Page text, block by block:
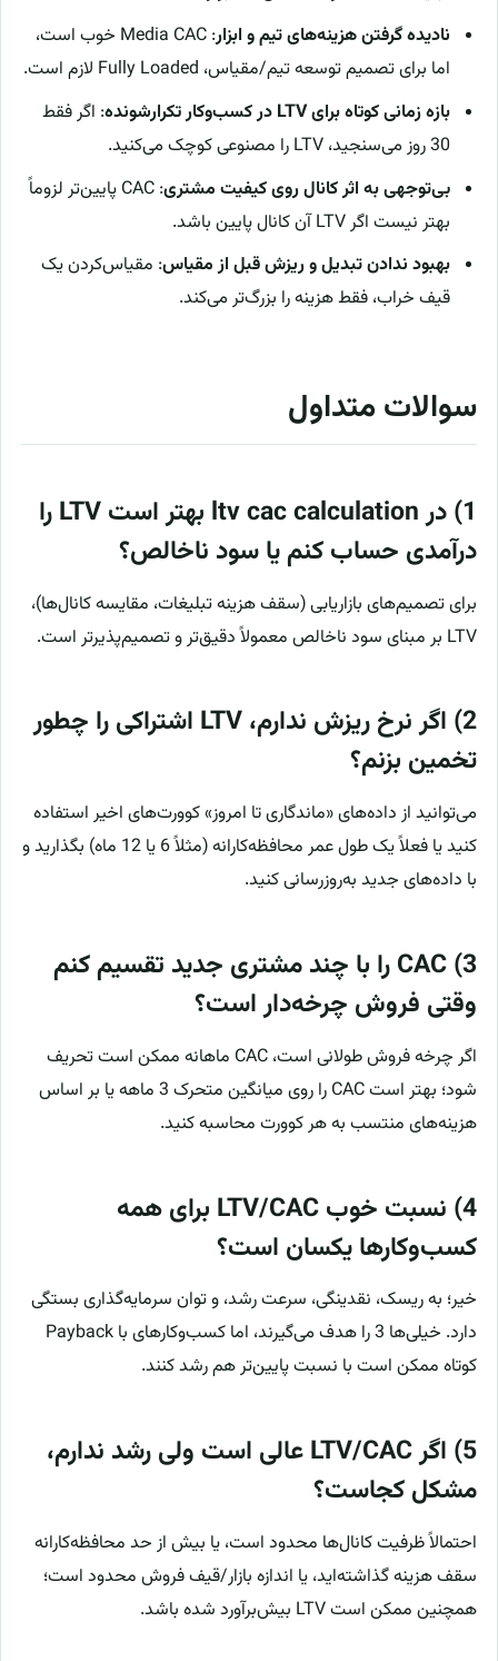
نادیده گرفتن هزینه‌های تیم و ابزار
: Media CAC خوب است،
اما برای تصمیم توسعه تیم/مقیاس، Fully Loaded لازم است.
بازه زمانی کوتاه برای LTV در کسب‌وکار تکرارشونده
: اگر فقط
30 روز می‌سنجید، LTV را مصنوعی کوچک می‌کنید.
بی‌توجهی به اثر کانال روی کیفیت مشتری
: CAC پایین‌تر لزوماً
بهتر نیست اگر LTV آن کانال پایین باشد.
بهبود ندادن تبدیل و ریزش قبل از مقیاس: مقیاس‌کردن یک
قیف خراب، فقط هزینه را بزرگ‌تر می‌کند.
سوالات متداول
1) در ltv cac calculation بهتر است LTV را
درآمدی حساب کنم یا سود ناخالص؟
برای تصمیم‌های بازاریابی (سقف هزینه تبلیغات، مقایسه کانال‌ها)،
LTV بر مبنای سود ناخالص معمولاً دقیق‌تر و تصمیم‌پذیرتر است.
2) اگر نرخ ریزش ندارم، LTV اشتراکی را چطور
تخمین بزنم؟
می‌توانید از داده‌های «ماندگاری تا امروز» کوورت‌های اخیر استفاده
کنید یا فعلاً یک طول عمر محافظه‌کارانه (مثلاً 6 یا 12 ماه) بگذارید و
با داده‌های جدید به‌روزرسانی کنید.
3) CAC را با چند مشتری جدید تقسیم کنم
وقتی فروش چرخه‌دار است؟
اگر چرخه فروش طولانی است، CAC ماهانه ممکن است تحریف
شود؛ بهتر است CAC را روی میانگین متحرک 3 ماهه یا بر اساس
هزینه‌های منتسب به هر کوورت محاسبه کنید.
4) نسبت خوب LTV/CAC برای همه
کسب‌وکارها یکسان است؟
خیر؛ به ریسک، نقدینگی، سرعت رشد، و توان سرمایه‌گذاری بستگی
دارد. خیلی‌ها 3 را هدف می‌گیرند، اما کسب‌وکارهای با Payback
کوتاه ممکن است با نسبت پایین‌تر هم رشد کنند.
5) اگر LTV/CAC عالی است ولی رشد ندارم،
مشکل کجاست؟
احتمالاً ظرفیت کانال‌ها محدود است، یا بیش از حد محافظه‌کارانه
سقف هزینه گذاشته‌اید، یا اندازه بازار/قیف فروش محدود است؛
همچنین ممکن است LTV بیش‌برآورد شده باشد.